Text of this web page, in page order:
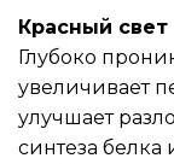
Красный свет
Глубоко
увеличивает
улучшает
синтеза белка